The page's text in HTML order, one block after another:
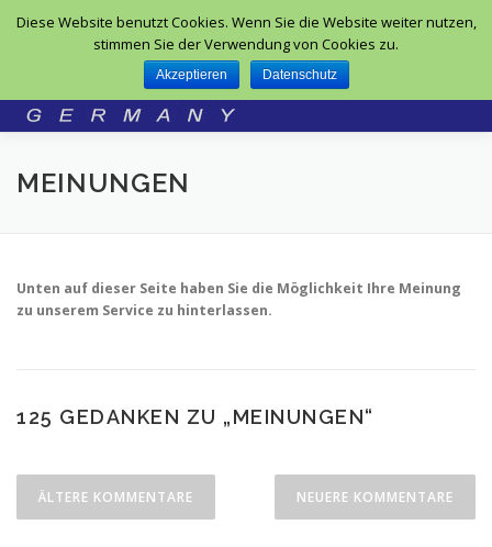
MEINUNGEN
Unten auf dieser Seite haben Sie die Möglichkeit Ihre Meinung
zu unserem Service zu hinterlassen.
125 GEDANKEN ZU „MEINUNGEN“
Kommentar-Navigation
ÄLTERE KOMMENTARE NEUERE KOMMENTARE
Diese Website benutzt Cookies. Wenn Sie die Website weiter nutzen,
stimmen Sie der Verwendung von Cookies zu.
Akzeptieren Datenschutz